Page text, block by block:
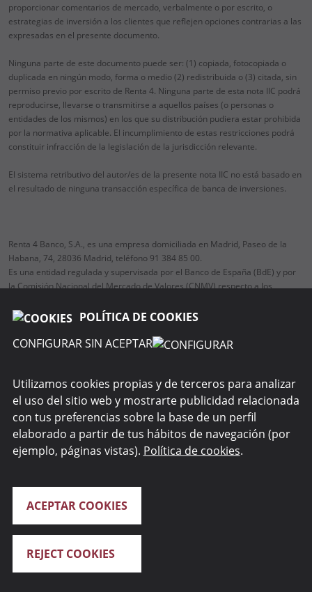
POLÍTICA DE COOKIES
CONFIGURAR SIN ACEPTAR
Utilizamos cookies propias y de terceros para analizar
el uso del sitio web y mostrarte publicidad relacionada
con tus preferencias sobre la base de un perfil
elaborado a partir de tus hábitos de navegación (por
ejemplo, páginas vistas). Política de cookies.
REJECT COOKIES
ACEPTAR COOKIES
proporcionar comentarios de mercado, verbalmente o por escrito, o
estrategias de inversión a los clientes que reflejen opciones contrarias a las
expresadas en el presente documento.
Ninguna parte de este documento puede ser: (1) copiada, fotocopiada o
duplicada en ningún modo, forma o medio (2) redistribuida o (3) citada, sin
permiso previo por escrito de Renta 4. Ninguna parte de esta nota IIC podrá
reproducirse, llevarse o transmitirse a aquellos países (o personas o
entidades de los mismos) en los que su distribución pudiera estar prohibida
por la normativa aplicable. El incumplimiento de estas restricciones podrá
constituir infracción de la legislación de la jurisdicción relevante.
El sistema retributivo del autor/es de la presente nota IIC no está basado en
el resultado de ninguna transacción específica de banca de inversiones.
Renta 4 Banco, S.A., es una empresa domiciliada en Madrid, Paseo de la
Habana, 74, 28036 Madrid, teléfono 91 384 85 00.
Es una entidad regulada y supervisada por el Banco de España (BdE) y por
la Comisión Nacional del Mercado de Valores (CNMV) respecto a los
WEBS DEL GRUPO
SEGURIDAD